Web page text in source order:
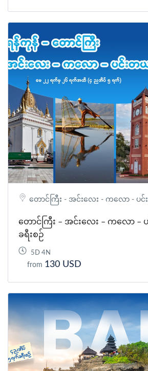
တောင်ကြီး - အင်းလေး - ကလော - ပ
တောင်ကြီး – အင်းလေး – ကလော –
ခရီးစဉ်
5D 4N
from 130 USD